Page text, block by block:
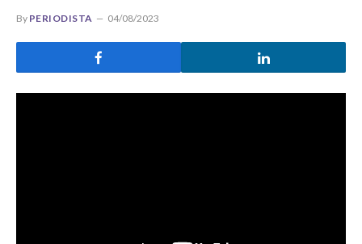
By PERIODISTA 04/08/2023